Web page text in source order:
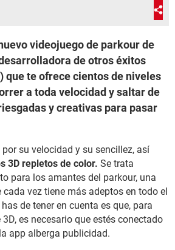
videojuego de parkour de
de otros éxitos
que te ofrece cientos de niveles
a toda velocidad y saltar de
y creativas para pasar
su velocidad y su sencillez, así
3D repletos de color. Se trata
para los amantes del parkour, una
vez tiene más adeptos en todo el
de tener en cuenta es que, para
es necesario que estés conectado
app alberga publicidad.